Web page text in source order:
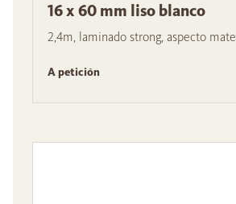
16 x 60 mm liso blanco
2,4m, laminado strong, aspecto mate
A petición